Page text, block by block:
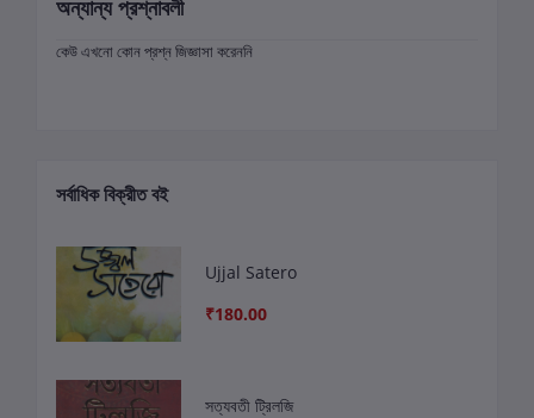
অন্যান্য প্রশ্নাবলী
কেউ এখনো কোন প্রশ্ন জিজ্ঞাসা করেননি
সর্বাধিক বিক্রীত বই
Ujjal Satero
₹180.00
সত্যবতী ট্রিলজি